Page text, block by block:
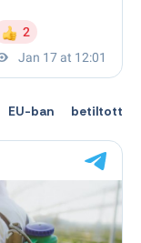
ban betiltott